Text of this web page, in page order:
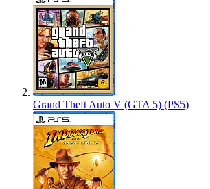
Grand Theft Auto V (GTA 5) (PS5)